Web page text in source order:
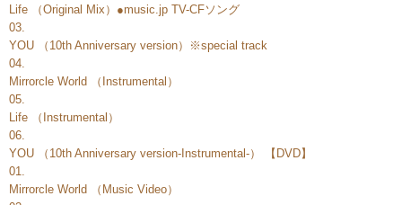
Life （Original Mix）●music.jp TV-CFソング
03.
YOU （10th Anniversary version）※special track
04.
Mirrorcle World （Instrumental）
05.
Life （Instrumental）
06.
YOU （10th Anniversary version-Instrumental-） 【DVD】
01.
Mirrorcle World （Music Video）